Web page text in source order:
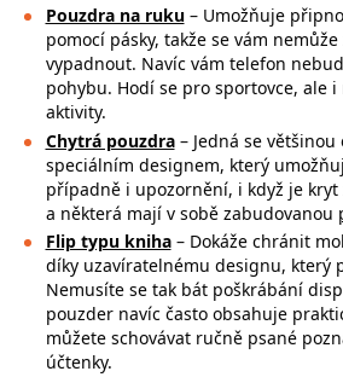
Pouzdra na ruku– Umožňuje
pomocí pásky, takže se vám
vypadnout. Navíc vám telefon
pohybu. Hodí se pro sportovce, ale
aktivity.
Chytrá pouzdra– Jedná se
speciálním designem, který
případně i upozornění, i když je
a některá mají v sobě zabudovanou
Flip typu kniha– Dokáže chránit
díky uzavíratelnému designu, který
Nemusíte se tak bát poškrábání
pouzder navíc často obsahuje
můžete schovávat ručně psané
účtenky.